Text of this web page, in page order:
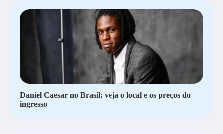
Daniel Caesar no Brasil; veja o local e os preços do
ingresso